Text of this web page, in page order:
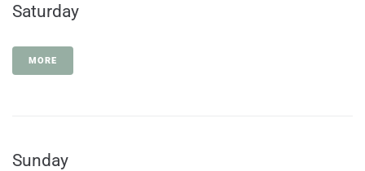
Saturday
MORE
Sunday